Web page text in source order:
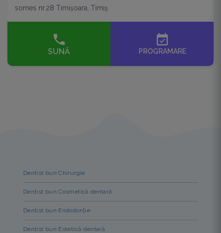
somes nr.28 Timişoara, Timiș
SUNĂ
event_available
PROGRAMARE
Dentist bun Chirurgie
Dentist bun Cosmetică dentară
Dentist bun Endodonție
Dentist bun Estetică dentară